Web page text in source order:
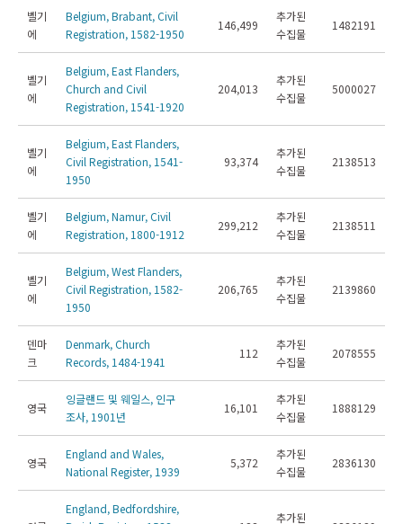
벨기
에
Belgium, Brabant, Civil
Registration, 1582-1950
146,499
추가된
수집물
1482191
벨기
에
Belgium, East Flanders,
Church and Civil
Registration, 1541-1920
204,013
추가된
수집물
5000027
벨기
에
Belgium, East Flanders,
Civil Registration, 1541-
1950
93,374
추가된
수집물
2138513
벨기
에
Belgium, Namur, Civil
Registration, 1800-1912
299,212
추가된
수집물
2138511
벨기
에
Belgium, West Flanders,
Civil Registration, 1582-
1950
206,765
추가된
수집물
2139860
덴마
크
Denmark, Church
Records, 1484-1941
112
추가된
수집물
2078555
영국
잉글랜드 및 웨일스, 인구
조사, 1901년
16,101
추가된
수집물
1888129
영국
England and Wales,
National Register, 1939
5,372
추가된
수집물
2836130
England, Bedfordshire,
추가된